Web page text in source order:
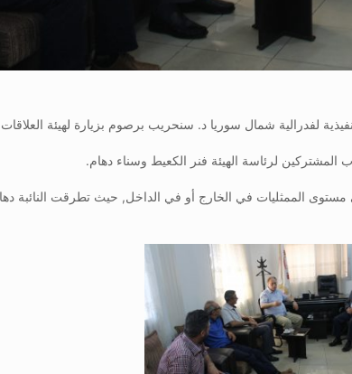
شمال سوريا د. سنحريب برصوم بزيارة لهيئة العلاقات
المشتركين لرئاسة الهيئة فنر الكعيط وسناء دهام.
الممثليات في الخارج أو في الداخل, حيث تطرقت النائبة